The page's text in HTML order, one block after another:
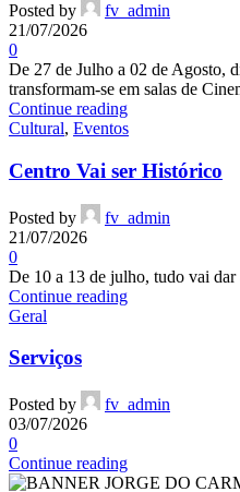
Posted by
fv_admin
21/07/2026
0
De 27 de Julho a 02 de Agosto,
transformam-se em salas de
Continue reading
Cultural, Eventos
Centro Vai ser Histórico
Posted by
fv_admin
21/07/2026
0
De 10 a 13 de julho, tudo vai dar
Continue reading
Geral
Serviços
Posted by
fv_admin
03/07/2026
0
Continue reading